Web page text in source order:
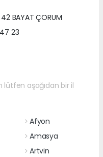
BAYAT ÇORUM
23
lütfen aşağıdan bir il
Afyon
Amasya
Artvin